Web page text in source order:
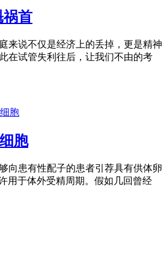
祸首
来说不仅是经济上的丢掉，更是精神
在试管失利往后，让我们不由的考
胞
向患有性配子的患者引荐具有供体卵
用于体外受精周期。假如几回曾经